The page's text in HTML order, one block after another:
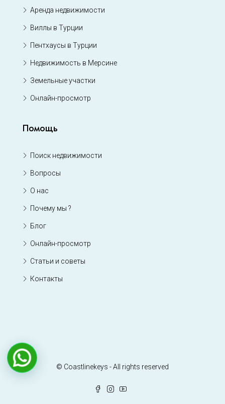
Аренда недвижимости
Виллы в Турции
Пентхаусы в Турции
Недвижимость в Мерсине
Земельные участки
Онлайн-просмотр
Помощь
Поиск недвижимости
Вопросы
О нас
Почему мы ?
Блог
Онлайн-просмотр
Статьи и советы
Контакты
© Coastlinekeys - All rights reserved